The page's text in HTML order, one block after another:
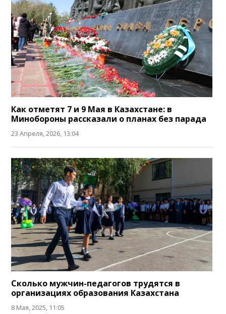
Как отметят 7 и 9 Мая в Казахстане: в
Минобороны рассказали о планах без парада
23 Апреля, 2026, 13:04
Сколько мужчин-педагогов трудятся в
организациях образования Казахстана
8 Мая, 2025, 11:05